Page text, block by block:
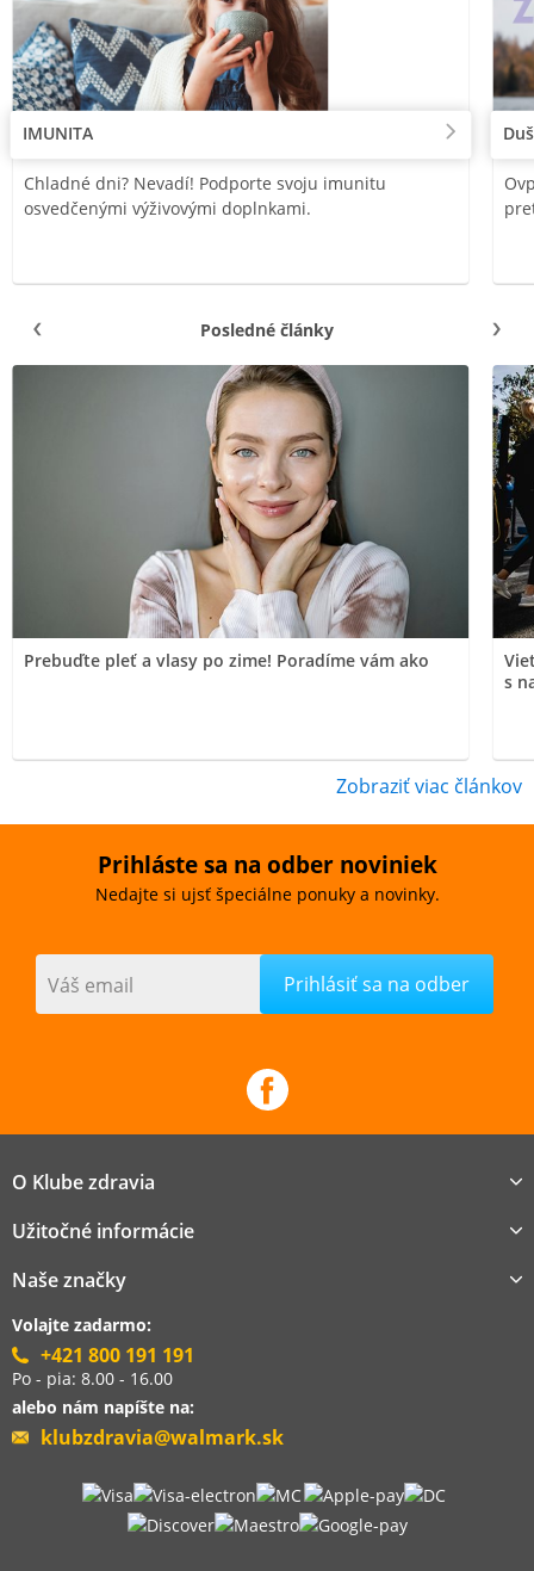
IMUNITA
Chladné dni? Nevadí! Podporte svoju imunitu
osvedčenými výživovými doplnkami.
Posledné články
Prebuďte pleť a vlasy po zime! Poradíme vám ako
s
Zobraziť viac článkov
Prihláste sa na odber noviniek
Nedajte si ujsť špeciálne ponuky a novinky.
Váš email
O Klube zdravia
Užitočné informácie
Naše značky
Volajte zadarmo:
+421 800 191 191
Po - pia: 8.00 - 16.00
alebo nám napíšte na:
klubzdravia@walmark.sk